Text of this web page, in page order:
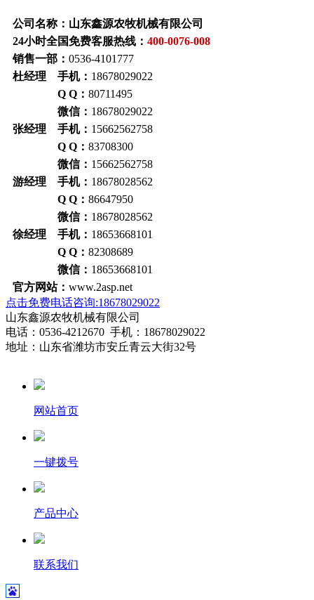
公司名称：山东鑫源农牧机械有限公司
24小时全国免费客服热线： 400-0076-008
销售一部： 0536-4101777
杜经理 手机： 18678029022
Q Q： 80711495
微信： 18678029022
张经理 手机： 15662562758
Q Q： 83708300
微信： 15662562758
游经理 手机： 18678028562
Q Q： 86647950
微信： 18678028562
徐经理 手机： 18653668101
Q Q： 82308689
微信： 18653668101
官方网站： www.2asp.net
点击免费电话咨询:18678029022
山东鑫源农牧机械有限公司
电话：0536-4212670 手机：18678029022
地址：山东省潍坊市安丘青云大街32号
网站首页
一键拨号
产品中心
联系我们